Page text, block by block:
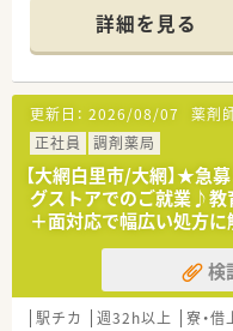
＊
【店舗情報と応需状況
■大網駅からバスで
場が完備されている
す。
■近隣のクリニック
箋を応需しており、1
■現在は常勤薬剤師1
在籍し、2階には広く
【想定されるキャリア
■糖尿病内科という
特定の疾患に関する
ます。
詳細を見る
更新日： 2026/08/07 薬剤
正社員
調剤薬局
【大網白里市/大網】★
グストアでのご就業♪教
＋面対応で幅広い処方に
検
駅チカ 週32h以上 寮・